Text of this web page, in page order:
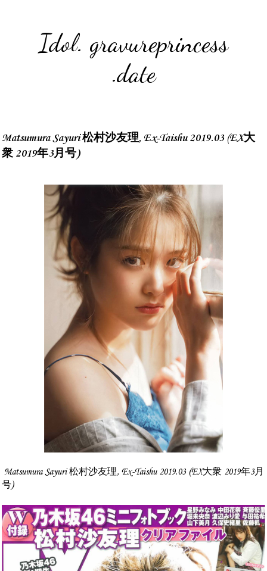
Idol. gravureprincess
.date
Matsumura Sayuri 松村沙友理, Ex-Taishu 2019.03 (EX大
衆 2019年3月号)
Matsumura Sayuri 松村沙友理, Ex-Taishu 2019.03 (EX大衆 2019年3月
号)